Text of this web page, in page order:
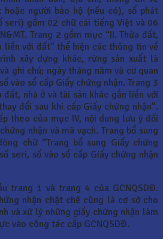
người bảo hộ (nếu có), số phát
seri) gồm 02 chữ cái tiếng Việt và 06
Trang 2 gồm mục “II. Thửa đất,
liền với đất” thể hiện các thông tin về
xây dựng khác, rừng sản xuất là
ghi chú; ngày tháng năm và cơ quan
vào sổ cấp Giấy chứng nhận. Trang 3
đất, nhà ở và tài sản khác gắn liền với
đổi sau khi cấp Giấy chứng nhận”.
theo của mục IV, nội dung lưu ý đối
nhận và mã vạch. Trang bổ sung
chữ “Trang bổ sung Giấy chứng
seri, số vào sổ cấp Giấy chứng nhận
trang 1 và trang 4 của GCNQSDĐ.
nhận chặt chẽ cũng là cơ sở cho
và xử lý những giấy chứng nhận làm
vào công tác cấp GCNQSDĐ.